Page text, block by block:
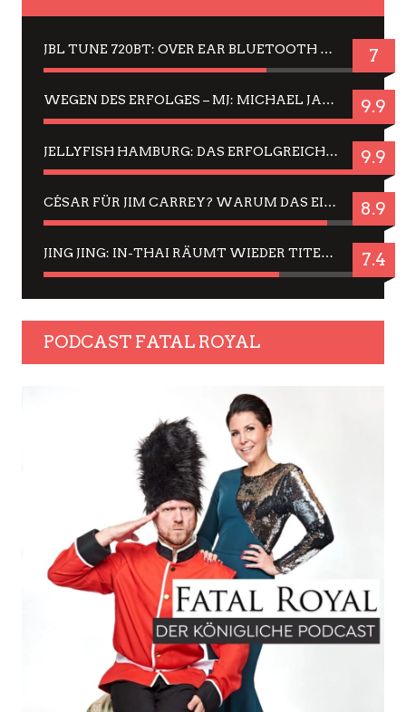
JBL TUNE 720BT: OVER EAR BLUETOOTH KOPFHÖRER UM DIE 50,-€ IM DAUER-TEST 7
WEGEN DES ERFOLGES – MJ: MICHAEL JACKSON MUSICAL IN EINER MATINEE SEHEN 9.9
JELLYFISH HAMBURG: DAS ERFOLGREICHE SOMMER-MENÜ 2025 IN GEFÜHLEN UND BILDERN 9.9
CÉSAR FÜR JIM CARREY? WARUM DAS EINER DER NERVIGSTEN ACTORS IST UND BLEIBT 8.9
JING JING: IN-THAI RÄUMT WIEDER TITEL AB – EIN ZWEI-STUNDEN-ERLEBNISBERICHT 7.4
PODCAST FATAL ROYAL